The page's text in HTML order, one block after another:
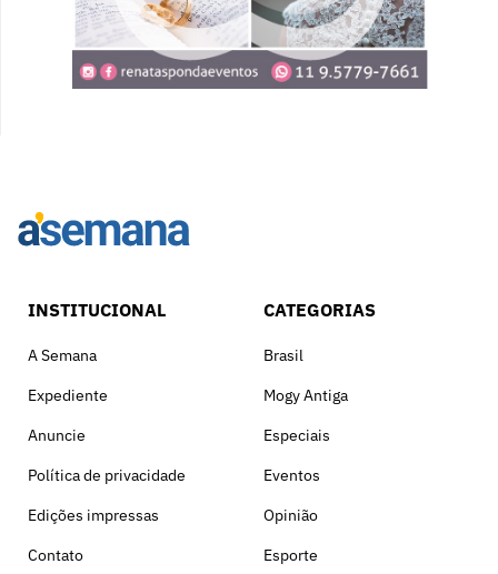
INSTITUCIONAL
A Semana
Expediente
Anuncie
Política de privacidade
Edições impressas
Contato
CATEGORIAS
Brasil
Mogy Antiga
Especiais
Eventos
Opinião
Esporte